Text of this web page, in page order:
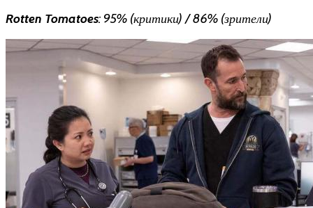
Rotten Tomatoes: 95% (критики) / 86% (зрители)